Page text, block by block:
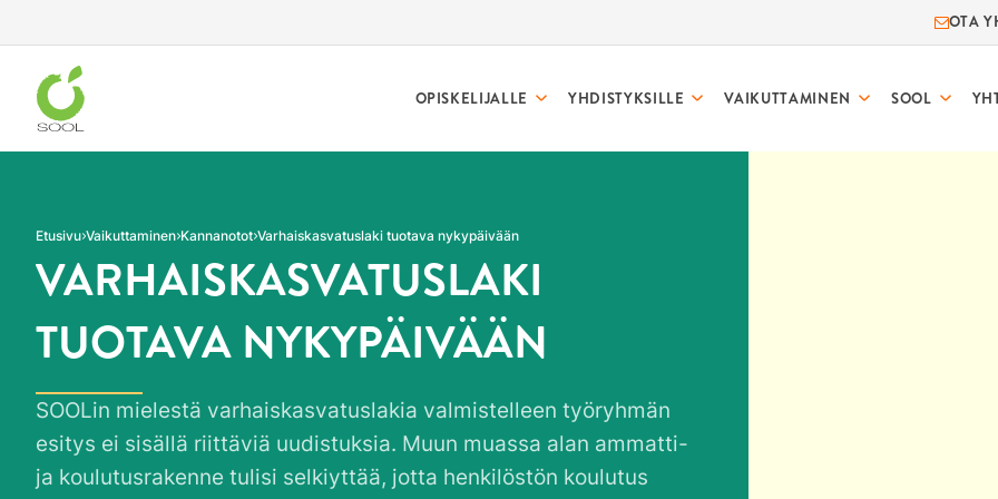
OTA
OPISKELIJALLE YHDISTYKSILLE VAIKUTTAMINEN SOOL
Etusivu Vaikuttaminen Kannanotot Varhaiskasvatuslaki tuotava nykypäivään
VARHAISKASVATUSLAKI
TUOTAVA NYKYPÄIVÄÄN
SOOLin mielestä varhaiskasvatuslakia valmistelleen työryhmän
esitys ei sisällä riittäviä uudistuksia. Muun muassa alan ammatti-
ja koulutusrakenne tulisi selkiyttää, jotta henkilöstön koulutus